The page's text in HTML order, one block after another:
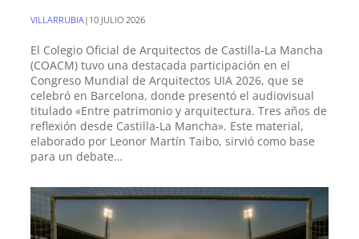
VILLARRUBIA | 10 JULIO 2026
El Colegio Oficial de Arquitectos de Castilla-La Mancha
(COACM) tuvo una destacada participación en el
Congreso Mundial de Arquitectos UIA 2026, que se
celebró en Barcelona, donde presentó el audiovisual
titulado «Entre patrimonio y arquitectura. Tres años de
reflexión desde Castilla-La Mancha». Este material,
elaborado por Leonor Martín Taibo, sirvió como base
para un debate…